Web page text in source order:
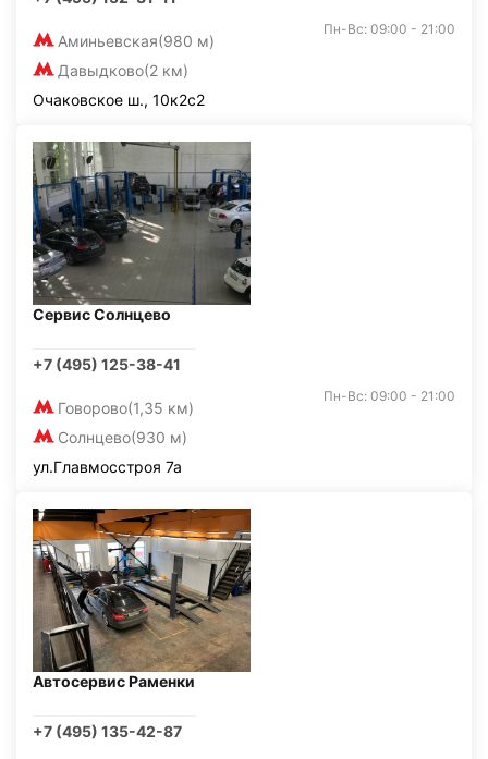
Аминьевская(980 м)
Давыдково(2 км)
Пн-Вс: 09:00 - 21:00
Очаковское ш., 10к2с2
Сервис Солнцево
+7 (495) 125-38-41
Говорово(1,35 км)
Солнцево(930 м)
Пн-Вс: 09:00 - 21:00
ул.Главмосстроя 7а
Автосервис Раменки
+7 (495) 135-42-87